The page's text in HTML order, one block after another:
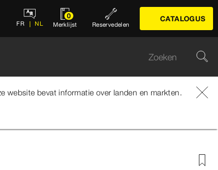
FR NL
0
Merklijst Reservedelen
CATALOGUS
website bevat informatie over landen en markten.